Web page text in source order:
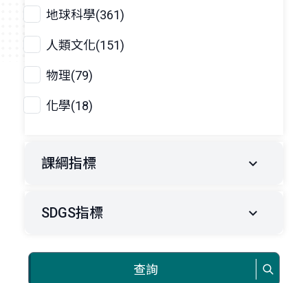
地球科學(361)
人類文化(151)
物理(79)
化學(18)
課綱指標
SDGS指標
查詢